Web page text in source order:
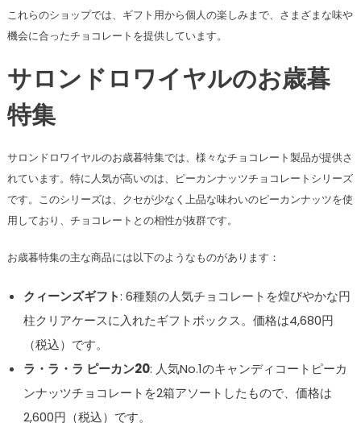
これらのショップでは、ギフト用から個人の楽しみまで、さまざまな味や
機会に合ったチョコレートを提供しています。
サロンドロワイヤルのお歳暮
特集
サロンドロワイヤルのお歳暮特集では、様々なチョコレート製品が提供さ
れています。特に人気が高いのは、ピーカンナッツチョコレートシリーズ
です。このシリーズは、クセが少なく上品な味わいのピーカンナッツを使
用しており、チョコレートとの相性が抜群です。
お歳暮特集の主な商品には以下のようなものがあります：
クィーンズギフト: 6種類の人気チョコレートを煌びやかな円
柱クリアケースに入れたギフトボックス。価格は4,680円
（税込）です。
ラ・ラ・ラ ピーカン20: 人気No.1のキャンディコートピーカ
ンナッツチョコレートを2箱アソートしたもので、価格は
2,600円（税込）です。